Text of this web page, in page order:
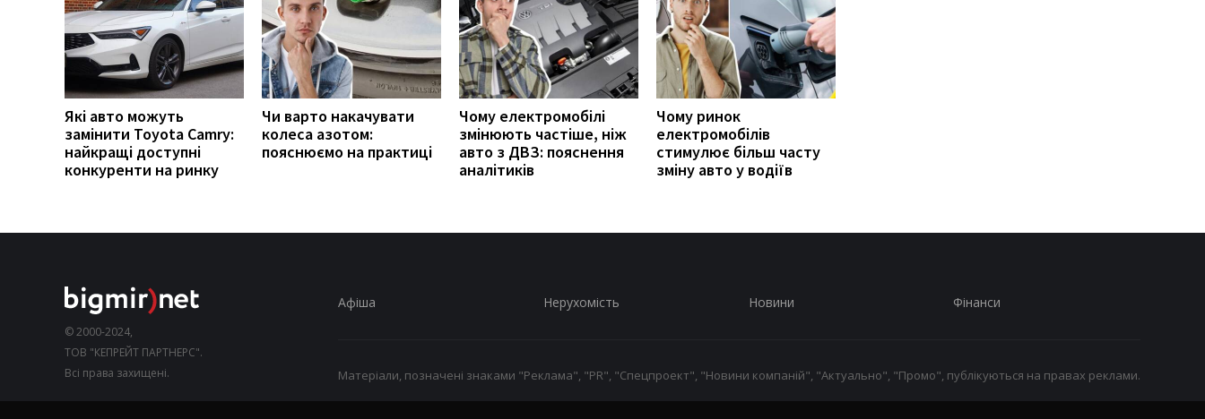
Які авто можуть
замінити Toyota Camry:
найкращі доступні
конкуренти на ринку
Чи варто накачувати
колеса азотом:
пояснюємо на практиці
Чому електромобілі
змінюють частіше, ніж
авто з ДВЗ: пояснення
аналітиків
Чому ринок
електромобілів
стимулює більш часту
зміну авто у водіїв
© 2000-2024,
ТОВ "КЕПРЕЙТ ПАРТНЕРС".
Всі права захищені.
Афіша Нерухомість Новини Фінанси
Матеріали, позначені знаками "Реклама", "PR", "Спецпроект", "Новини компаній", "Актуально", "Промо", публікуються на правах реклами.